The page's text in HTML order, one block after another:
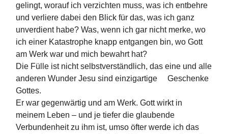
gelingt, worauf ich verzichten muss, was ich entbehre
und verliere dabei den Blick für das, was ich ganz
unverdient habe? Was, wenn ich gar nicht merke, wo
ich einer Katastrophe knapp entgangen bin, wo Gott
am Werk war und mich bewahrt hat?
Die Fülle ist nicht selbstverständlich, das eine und alle
anderen Wunder Jesu sind einzigartige Geschenke
Gottes.
Er war gegenwärtig und am Werk. Gott wirkt in
meinem Leben – und je tiefer die glaubende
Verbundenheit zu ihm ist, umso öfter werde ich das